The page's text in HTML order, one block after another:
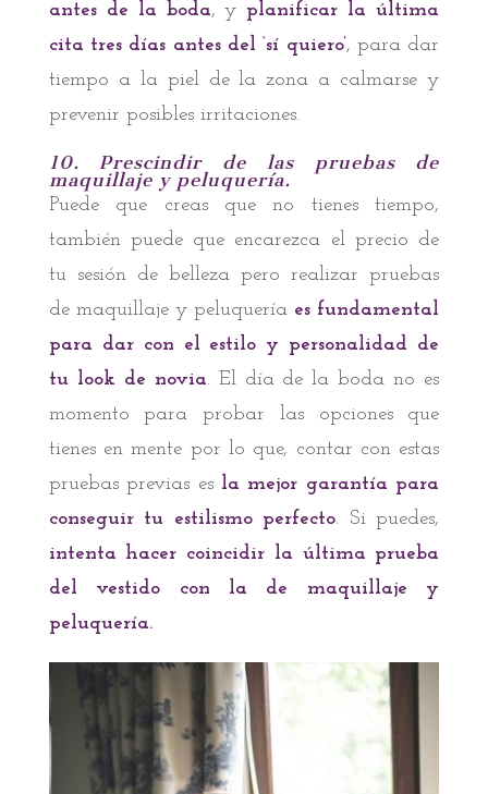
antes de la boda, y planificar la última
cita tres días antes del ‘sí quiero’, para dar
tiempo a la piel de la zona a calmarse y
prevenir posibles irritaciones.
10. Prescindir de las pruebas de
maquillaje y peluquería.
Puede que creas que no tienes tiempo,
también puede que encarezca el precio de
tu sesión de belleza pero realizar pruebas
de maquillaje y peluquería es fundamental
para dar con el estilo y personalidad de
tu look de novia. El día de la boda no es
momento para probar las opciones que
tienes en mente por lo que, contar con estas
pruebas previas es la mejor garantía para
conseguir tu estilismo perfecto. Si puedes,
intenta hacer coincidir la última prueba
del vestido con la de maquillaje y
peluquería.